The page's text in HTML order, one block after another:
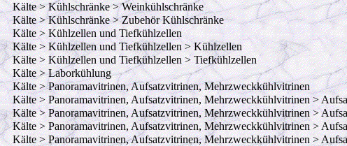
Kälte > Kühlschränke > Weinkühlschränke
Kälte > Kühlschränke > Zubehör Kühlschränke
Kälte > Kühlzellen und Tiefkühlzellen
Kälte > Kühlzellen und Tiefkühlzellen > Kühlzellen
Kälte > Kühlzellen und Tiefkühlzellen > Tiefkühlzellen
Kälte > Laborkühlung
Kälte > Panoramavitrinen, Aufsatzvitrinen, Mehrzweckkühlvitrinen
Kälte > Panoramavitrinen, Aufsatzvitrinen, Mehrzweckkühlvitrinen >
Kälte > Panoramavitrinen, Aufsatzvitrinen, Mehrzweckkühlvitrinen >
Kälte > Panoramavitrinen, Aufsatzvitrinen, Mehrzweckkühlvitrinen >
Kälte > Panoramavitrinen, Aufsatzvitrinen, Mehrzweckkühlvitrinen >